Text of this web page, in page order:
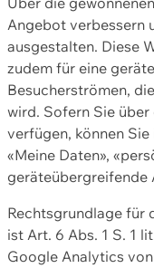
Angebot verbessern
ausgestalten. Diese
zudem für eine
Besucherströmen,
wird. Sofern Sie
verfügen, können
«Meine Daten»,
geräteübergreifende
Rechtsgrundlage für
ist Art. 6 Abs. 1 S. 1
Google Analytics